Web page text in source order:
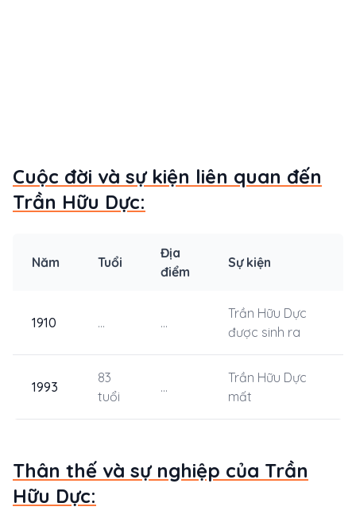
Cuộc đời và sự kiện liên quan đến
Trần Hữu Dực:
Năm Tuổi
Địa
điểm
Sự kiện
1910 ... ...
Trần Hữu Dực
được sinh ra
1993
83
tuổi
...
Trần Hữu Dực
mất
Thân thế và sự nghiệp của Trần
Hữu Dực: